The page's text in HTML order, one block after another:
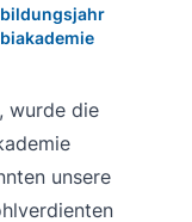
wurde die
unsere